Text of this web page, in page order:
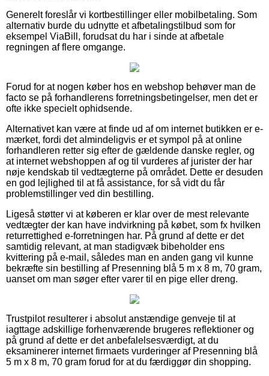
Generelt foreslår vi kortbestillinger eller mobilbetaling. Som
alternativ burde du udnytte et afbetalingstilbud som for
eksempel ViaBill, forudsat du har i sinde at afbetale
regningen af flere omgange.
Forud for at nogen køber hos en webshop behøver man de
facto se på forhandlerens forretningsbetingelser, men det er
ofte ikke specielt ophidsende.
Alternativet kan være at finde ud af om internet butikken er e-
mærket, fordi det almindeligvis er et sympol på at online
forhandleren retter sig efter de gældende danske regler, og
at internet webshoppen af og til vurderes af jurister der har
nøje kendskab til vedtægterne på området. Dette er desuden
en god lejlighed til at få assistance, for så vidt du får
problemstillinger ved din bestilling.
Ligeså støtter vi at køberen er klar over de mest relevante
vedtægter der kan have indvirkning på købet, som fx hvilken
returrettighed e-forretningen har. På grund af dette er det
samtidig relevant, at man stadigvæk bibeholder ens
kvittering på e-mail, således man en anden gang vil kunne
bekræfte sin bestilling af Presenning blå 5 m x 8 m, 70 gram,
uanset om man søger efter varer til en pige eller dreng.
Trustpilot resulterer i absolut anstændige genveje til at
iagttage adskillige forhenværende brugeres reflektioner og
på grund af dette er det anbefalelsesværdigt, at du
eksaminerer internet firmaets vurderinger af Presenning blå
5 m x 8 m, 70 gram forud for at du færdiggør din shopping.